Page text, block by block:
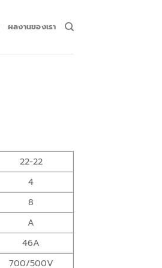
ผลงานของเรา
22-22
4
8
A
46A
700/500V